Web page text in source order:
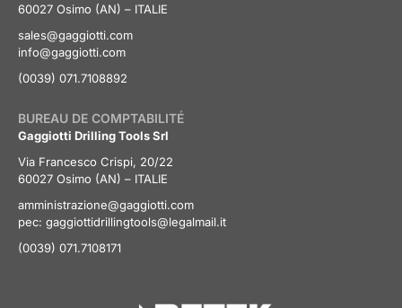
60027 Osimo (AN) – ITALIE
sales@gaggiotti.com
info@gaggiotti.com
(0039) 071.7108892
BUREAU DE COMPTABILITÉ
Gaggiotti Drilling Tools Srl
Via Francesco Crispi, 20/22
60027 Osimo (AN) – ITALIE
amministrazione@gaggiotti.com
pec: gaggiottidrillingtools@legalmail.it
(0039) 071.7108171